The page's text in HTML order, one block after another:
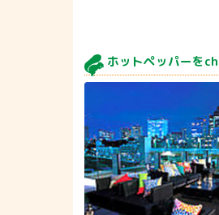
ホットペッパーを